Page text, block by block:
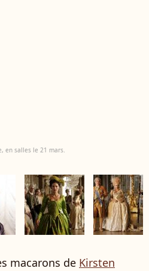
en salles le 21 mars.
macarons de Kirsten